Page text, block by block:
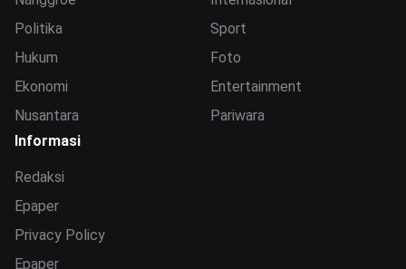
Politika
Hukum
Ekonomi
Nusantara
Sport
Foto
Entertainment
Pariwara
Informasi
Redaksi
Epaper
Privacy Policy
Epaper